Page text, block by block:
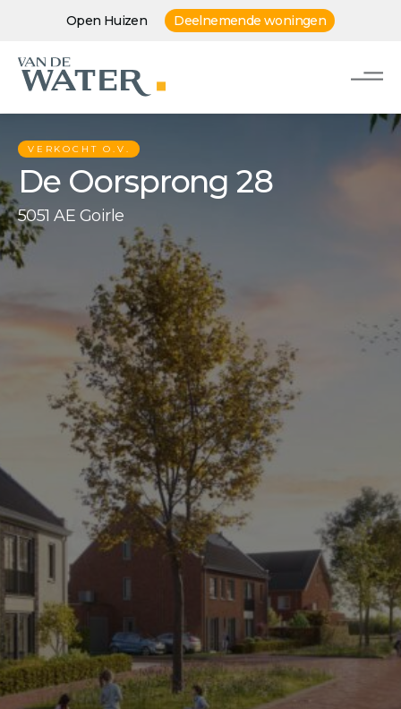
Open Huizen Deelnemende woningen
VERKOCHT O.V.
De Oorsprong 28
5051 AE Goirle